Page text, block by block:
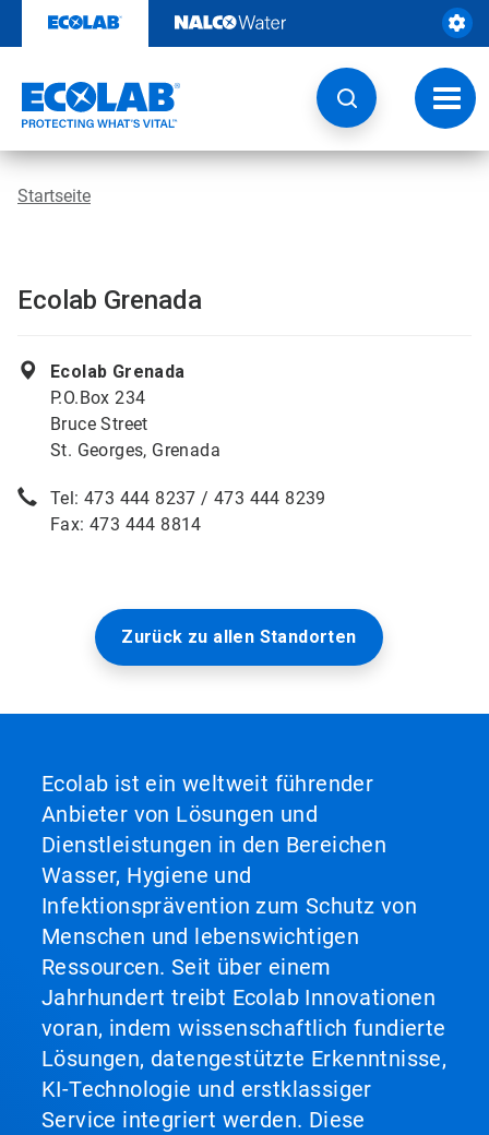
Inhalt
Startseite
Ecolab Grenada
Ecolab Grenada
P.O.Box 234
Bruce Street
St. Georges, Grenada
Tel: 473 444 8237 / 473 444 8239
Fax: 473 444 8814
Zurück zu allen Standorten
Ecolab ist ein weltweit führender
Anbieter von Lösungen und
Dienstleistungen in den Bereichen
Wasser, Hygiene und
Infektionsprävention zum Schutz von
Menschen und lebenswichtigen
Ressourcen. Seit über einem
Jahrhundert treibt Ecolab Innovationen
voran, indem wissenschaftlich fundierte
Lösungen, datengestützte Erkenntnisse,
KI-Technologie und erstklassiger
Service integriert werden. Diese